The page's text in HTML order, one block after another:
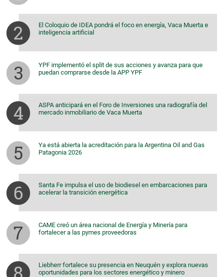
El Coloquio de IDEA pondrá el foco en energía, Vaca Muerta e
inteligencia artificial
YPF implementó el split de sus acciones y avanza para que
puedan comprarse desde la APP YPF
ASPA anticipará en el Foro de Inversiones una radiografía del
mercado inmobiliario de Vaca Muerta
Ya está abierta la acreditación para la Argentina Oil and Gas
Patagonia 2026
Santa Fe impulsa el uso de biodiesel en embarcaciones para
acelerar la transición energética
CAME creó un área nacional de Energía y Minería para
fortalecer a las pymes proveedoras
Liebherr fortalece su presencia en Neuquén y explora nuevas
oportunidades para los sectores energético y minero